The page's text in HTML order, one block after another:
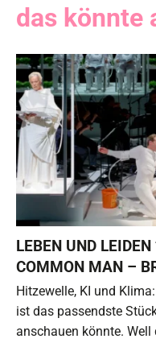
das könnte
LEBEN UND
COMMON MAN –
Hitzewelle, KI und
ist das passendste
anschauen könnte. Well